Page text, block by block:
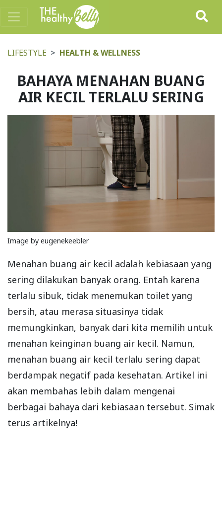
LIFESTYLE HEALTH & WELLNESS
BAHAYA MENAHAN BUANG
AIR KECIL TERLALU SERING
Image by eugenekeebler
Menahan buang air kecil adalah kebiasaan yang
sering dilakukan banyak orang. Entah karena
terlalu sibuk, tidak menemukan toilet yang
bersih, atau merasa situasinya tidak
memungkinkan, banyak dari kita memilih untuk
menahan keinginan buang air kecil. Namun,
menahan buang air kecil terlalu sering dapat
berdampak negatif pada kesehatan. Artikel ini
akan membahas lebih dalam mengenai
berbagai bahaya dari kebiasaan tersebut. Simak
terus artikelnya!